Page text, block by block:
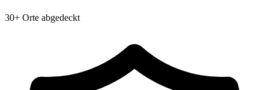
30+ Orte abgedeckt